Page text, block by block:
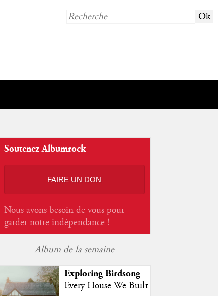
Soutenez Albumrock
FAIRE UN DON
Nous avons besoin de vous pour
garder notre indépendance !
Album de la semaine
Exploring Birdsong
Every House We Built